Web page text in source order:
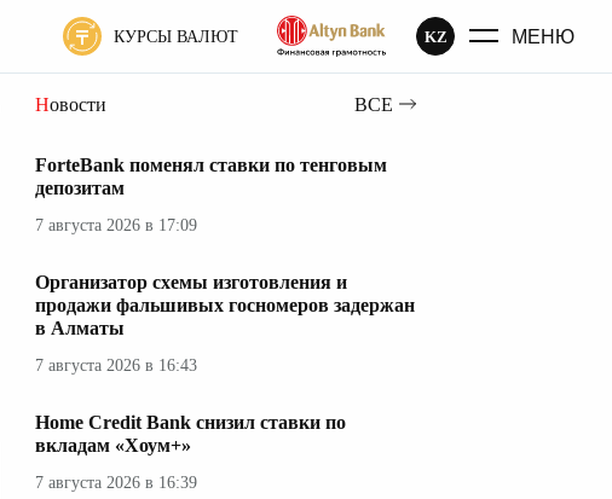
КУРСЫ ВАЛЮТ KZ МЕНЮ
Новости ВСЕ
ForteBank поменял ставки по тенговым
депозитам
7 августа 2026 в 17:09
Организатор схемы изготовления и
продажи фальшивых госномеров задержан
в Алматы
7 августа 2026 в 16:43
Home Credit Bank снизил ставки по
вкладам «Хоум+»
7 августа 2026 в 16:39